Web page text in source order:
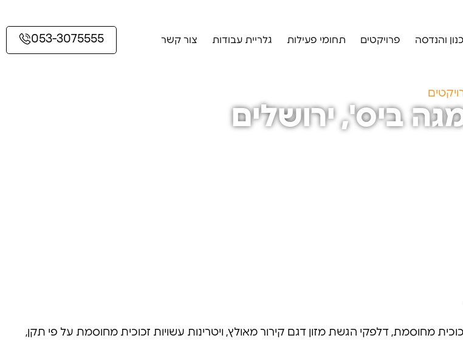
והנדסה פרויקטים תחומי פעילות גלריית עבודות צור קשר 053-3075555
ביס', ירושלים
מחוסמת, דלפקי הגשת מזון דגם קירור מאולץ, ויטרינות עשויות זכוכית מחוסמת על פי תקן,